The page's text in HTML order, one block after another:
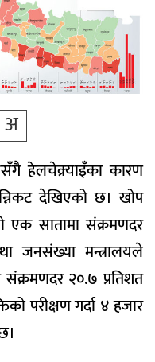
अ
हेलचेक्र्याइँका कारण
देखिएको छ। खोप
एक सातामा संक्रमणदर
जनसंख्या मन्त्रालयले
२०.७ प्रतिशत
परीक्षण गर्दा ४ हजार